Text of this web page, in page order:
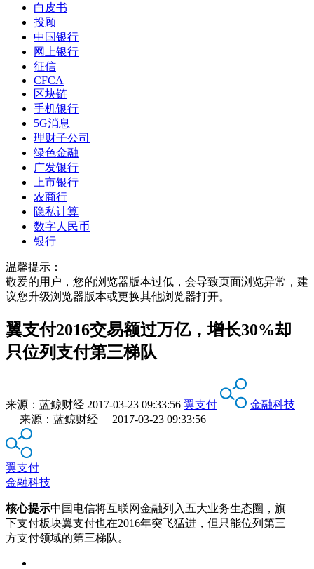
白皮书
投顾
中国银行
网上银行
征信
CFCA
区块链
手机银行
5G消息
理财子公司
绿色金融
广发银行
上市银行
农商行
隐私计算
数字人民币
银行
温馨提示：
敬爱的用户，您的浏览器版本过低，会导致页面浏览异常，建
议您升级浏览器版本或更换其他浏览器打开。
翼支付2016交易额过万亿，增长30%却
只位列支付第三梯队
来源： 蓝鲸财经 2017-03-23 09:33:56 翼支付
金融科技
来源：蓝鲸财经 2017-03-23 09:33:56
翼支付
金融科技
核心提示中国电信将互联网金融列入五大业务生态圈，旗
下支付板块翼支付也在2016年突飞猛进，但只能位列第三
方支付领域的第三梯队。